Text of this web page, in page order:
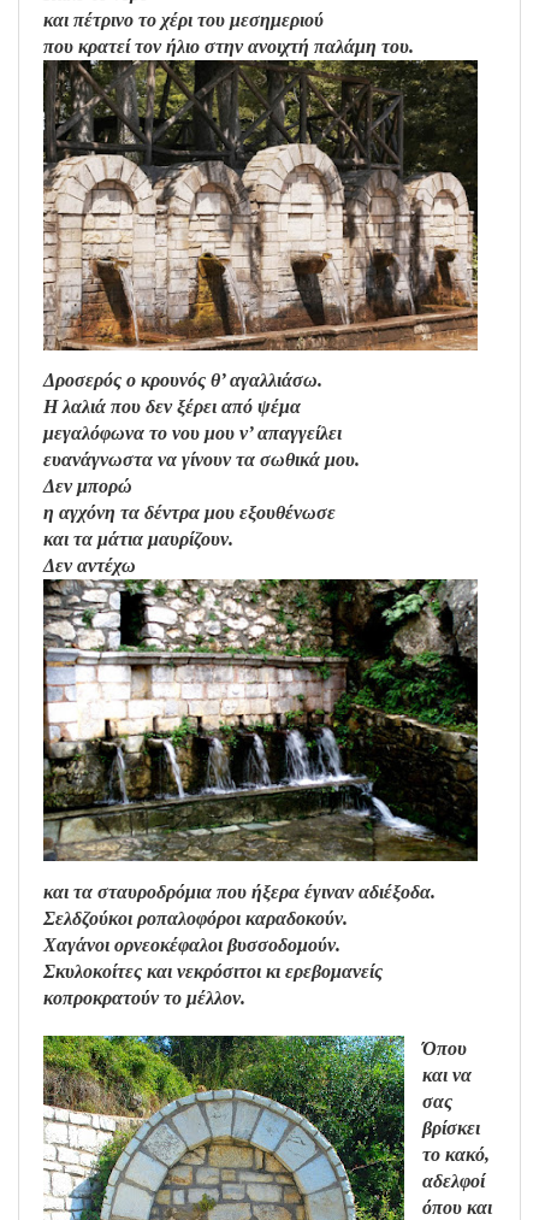
και πέτρινο το χέρι του μεσημεριού
που κρατεί τον ήλιο στην ανοιχτή παλάμη του.
Δροσερός ο κρουνός θ’ αγαλλιάσω.
Η λαλιά που δεν ξέρει από ψέμα
μεγαλόφωνα το νου μου ν’ απαγγείλει
ευανάγνωστα να γίνουν τα σωθικά μου.
Δεν μπορώ
η αγχόνη τα δέντρα μου εξουθένωσε
και τα μάτια μαυρίζουν.
Δεν αντέχω
και τα σταυροδρόμια που ήξερα έγιναν αδιέξοδα.
Σελδζούκοι ροπαλοφόροι καραδοκούν.
Χαγάνοι ορνεοκέφαλοι βυσσοδομούν.
Σκυλοκοίτες και νεκρόσιτοι κι ερεβομανείς
κοπροκρατούν το μέλλον.
Όπου
και να
σας
βρίσκει
το κακό,
αδελφοί
όπου και